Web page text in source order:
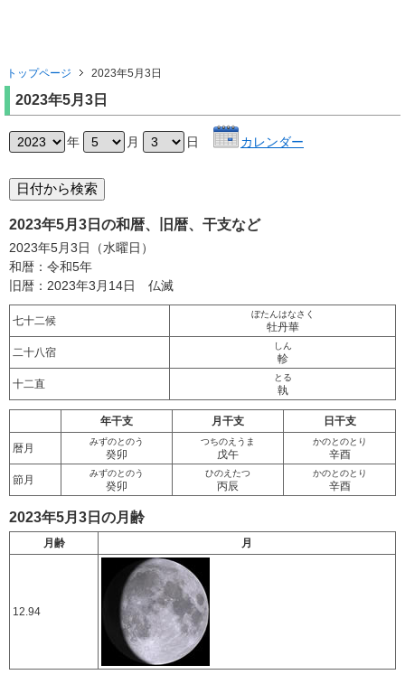
トップページ 2023年5月3日
2023年5月3日
年 月 日 カレンダー
2023年5月3日の和暦、旧暦、干支など
2023年5月3日（水曜日）
和暦：令和5年
旧暦：2023年3月14日 仏滅
七十二候
ぼたんはなさく
牡丹華
二十八宿
しん
軫
十二直
とる
執
年干支 月干支 日干支
暦月
みずのとのう
癸卯
つちのえうま
戊午
かのとのとり
辛酉
節月
みずのとのう
癸卯
ひのえたつ
丙辰
かのとのとり
辛酉
2023年5月3日の月齢
月齢 月
12.94